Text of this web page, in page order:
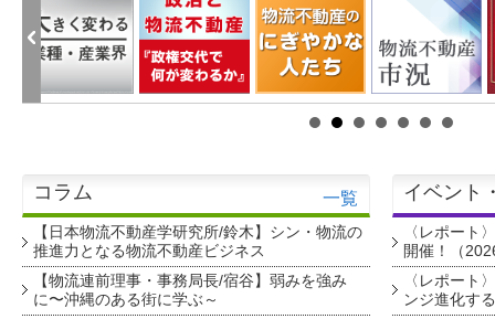
コラム 一覧
【日本物流不動産学研究所/鈴木】シン・物流の
推進力となる物流不動産ビジネス
【物流連前理事・事務局長/宿谷】弱みを強み
に〜沖縄のある街に学ぶ～
イベント
〈レポート
開催！（
〈レポート
ンジ進化す